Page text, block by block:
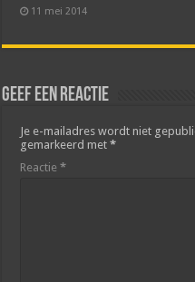
11 mei 2014
Geef een reactie
Je e-mailadres wordt niet
gemarkeerd met*
Reactie*